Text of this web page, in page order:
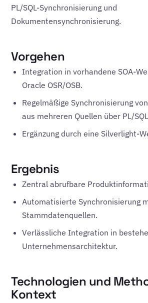
PL/SQL-Synchronisierung und
Dokumentensynchronisierung.
Vorgehen
Integration in vorhandene SOA-
Oracle OSR/OSB.
Regelmäßige Synchronisierung
aus mehreren Quellen über PL/
Ergänzung durch eine Silverlight-
Ergebnis
Zentral abrufbare
Automatisierte Synchronisierung
Stammdatenquellen.
Verlässliche Integration in
Unternehmensarchitektur.
Technologien und
Kontext